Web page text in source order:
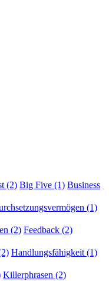
(2) Big Five (1) Business
(1)
(2) Feedback (2)
Handlungsfähigkeit (1)
Killerphrasen (2)